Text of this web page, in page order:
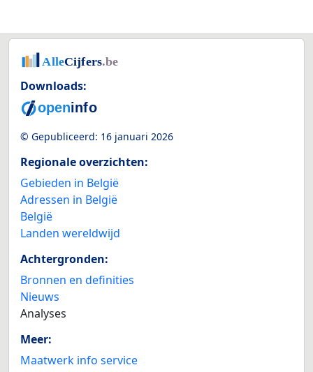
Downloads:
© Gepubliceerd: 16 januari 2026
Regionale overzichten:
Gebieden in België
Adressen in België
België
Landen wereldwijd
Achtergronden:
Bronnen en definities
Nieuws
Analyses
Meer:
Maatwerk info service